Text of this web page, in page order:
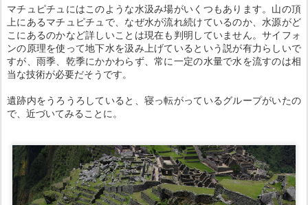
マチュピチュにはこのような水汲み場がいくつもあります。山の頂
上にあるマチュピチュで、なぜ水が流れ続けているのか、水源がど
こにあるのかなど詳しいことは現在も判明していません。サイフォ
ンの原理を使って地下水を汲み上げているという説が有力らしいで
すが、雨季、乾季にかかわらず、常に一定の水量で水を流すのは相
当な技術が必要だそうです。
遺跡内をうろうろしていると、寝っ転がっているグループがいたの
で、近づいてみることに。